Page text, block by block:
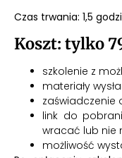
Czas trwania: 1,5
Koszt: tylko
szkolenie z
materiały
zaświadczenie
link do
wracać lub nie
możliwość